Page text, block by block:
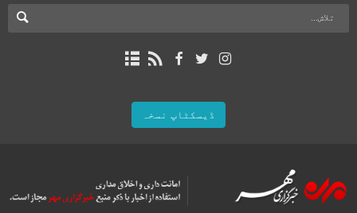
ڈیسکٹاپ نسخہ